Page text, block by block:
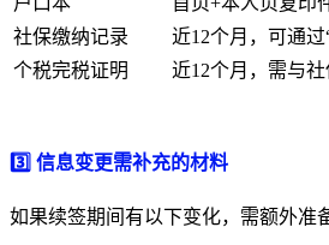
社保缴纳记录
近12个月，可通
个税完税证明
近12个月，需与
3️⃣ 信息变更需补充的材料
如果续签期间有以下变化，需额外准